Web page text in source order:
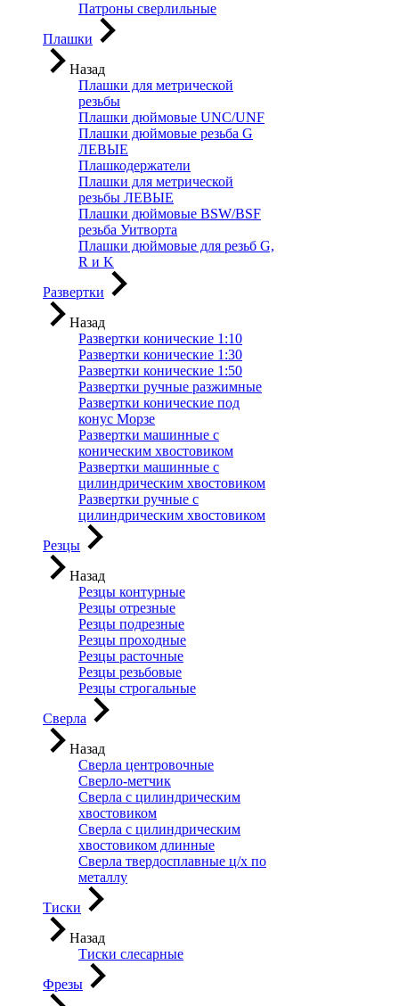
Патроны сверлильные
Плашки
Назад
Плашки для метрической
резьбы
Плашки дюймовые UNC/UNF
Плашки дюймовые резьба G
ЛЕВЫЕ
Плашкодержатели
Плашки для метрической
резьбы ЛЕВЫЕ
Плашки дюймовые BSW/BSF
резьба Уитворта
Плашки дюймовые для резьб G,
R и K
Развертки
Назад
Развертки конические 1:10
Развертки конические 1:30
Развертки конические 1:50
Развертки ручные разжимные
Развертки конические под
конус Морзе
Развертки машинные с
коническим хвостовиком
Развертки машинные с
цилиндрическим хвостовиком
Развертки ручные с
цилиндрическим хвостовиком
Резцы
Назад
Резцы контурные
Резцы отрезные
Резцы подрезные
Резцы проходные
Резцы расточные
Резцы резьбовые
Резцы строгальные
Сверла
Назад
Сверла центровочные
Сверло-метчик
Сверла с цилиндрическим
хвостовиком
Сверла с цилиндрическим
хвостовиком длинные
Сверла твердосплавные ц/х по
металлу
Тиски
Назад
Тиски слесарные
Фрезы